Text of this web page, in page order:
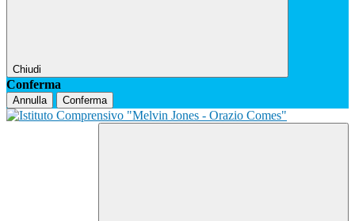
Chiudi
Conferma
Annulla Conferma